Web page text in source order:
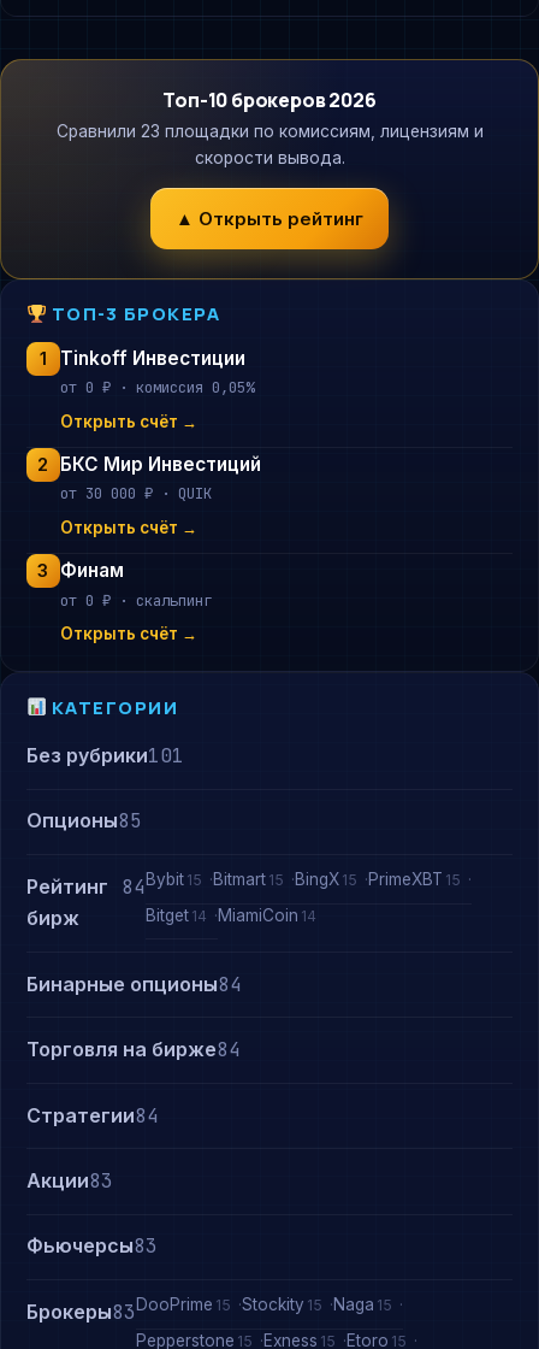
Топ-10 брокеров 2026
Сравнили 23 площадки по комиссиям, лицензиям и
скорости вывода.
▲ Открыть рейтинг
ТОП-3 БРОКЕРА
1 Tinkoff Инвестиции
от 0 ₽ · комиссия 0,05%
Открыть счёт →
2 БКС Мир Инвестиций
от 30 000 ₽ · QUIK
Открыть счёт →
3 Финам
от 0 ₽ · скальпинг
Открыть счёт →
КАТЕГОРИИ
Без рубрики101
Опционы85
Рейтинг
бирж
84 Bybit 15 Bitmart 15 BingX 15 PrimeXBT 15
Bitget 14 MiamiCoin 14
Бинарные опционы84
Торговля на бирже84
Стратегии84
Акции83
Фьючерсы83
Брокеры83 DooPrime 15 Stockity 15 Naga 15
Pepperstone 15 Exness 15 Etoro 15